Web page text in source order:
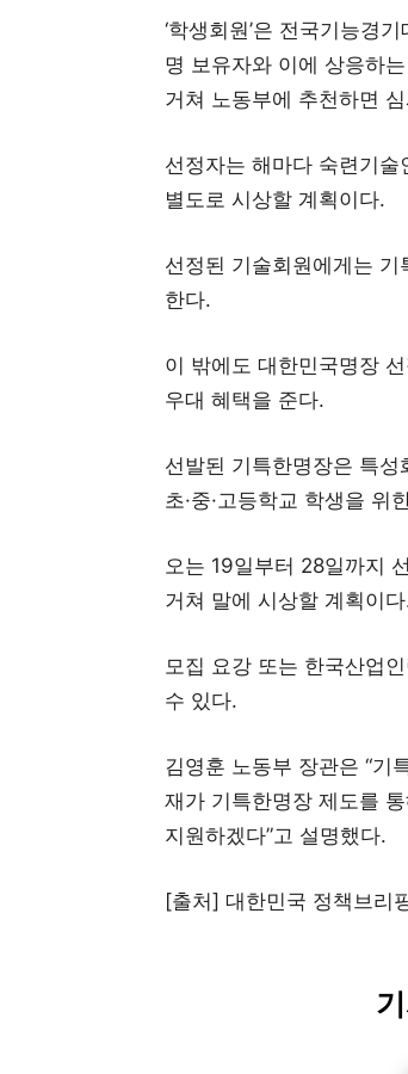
‘학생회원’은 전국기능경
명 보유자와 이에 상응하
거쳐 노동부에 추천하면
선정자는 해마다 숙련기
별도로 시상할 계획이다.
선정된 기술회원에게는
한다.
이 밖에도 대한민국명장
우대 혜택을 준다.
선발된 기특한명장은 특
초·중·고등학교 학생을 위
오는 19일부터 28일까지
거쳐 말에 시상할 계획이
모집 요강 또는 한국산업
수 있다.
김영훈 노동부 장관은 “기
재가 기특한명장 제도를
지원하겠다”고 설명했다.
[출처] 대한민국 정책브리